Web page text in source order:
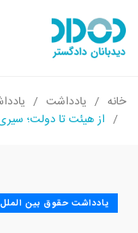
خانه یادداشت
از هیئت تا دولت؛
یادداشت حقوق بین